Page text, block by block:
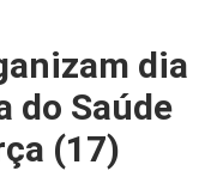
dia
do Saúde
(17)